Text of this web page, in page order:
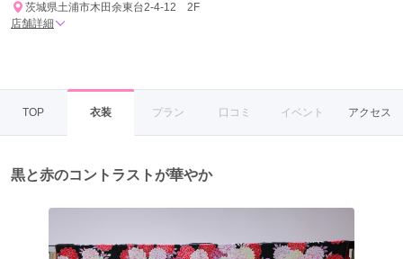
茨城県土浦市木田余東台2-4-12 2F
店舗詳細
TOP 衣装 プラン 口コミ イベント アクセス
黒と赤のコントラストが華やか